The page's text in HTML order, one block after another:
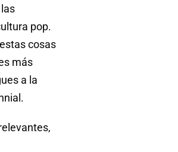
pop.
cosas
más
a la